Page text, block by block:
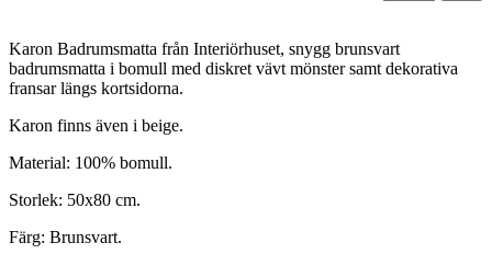
Karon Badrumsmatta från Interiörhuset, snygg brunsvart
badrumsmatta i bomull med diskret vävt mönster samt dekorativa
fransar längs kortsidorna.
Karon finns även i beige.
Material: 100% bomull.
Storlek: 50x80 cm.
Färg: Brunsvart.